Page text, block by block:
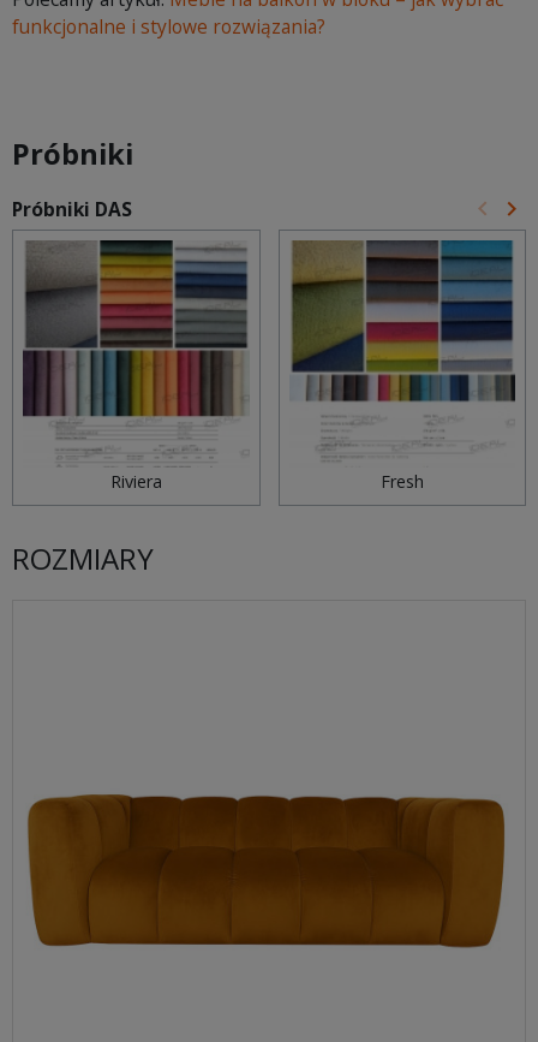
funkcjonalne i stylowe rozwiązania?
Próbniki
Próbniki DAS keyboard_arrow_left keyboard_arrow_right
Riviera Fresh
ROZMIARY